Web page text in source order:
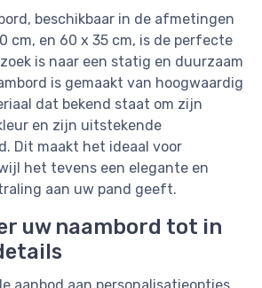
beschikbaar in de afmetingen
cm, en 60 x 35 cm, is de perfecte
is naar een statig en duurzaam
is gemaakt van hoogwaardig
dat bekend staat om zijn
en zijn uitstekende
Dit maakt het ideaal voor
het tevens een elegante en
aan uw pand geeft.
uw naambord tot in